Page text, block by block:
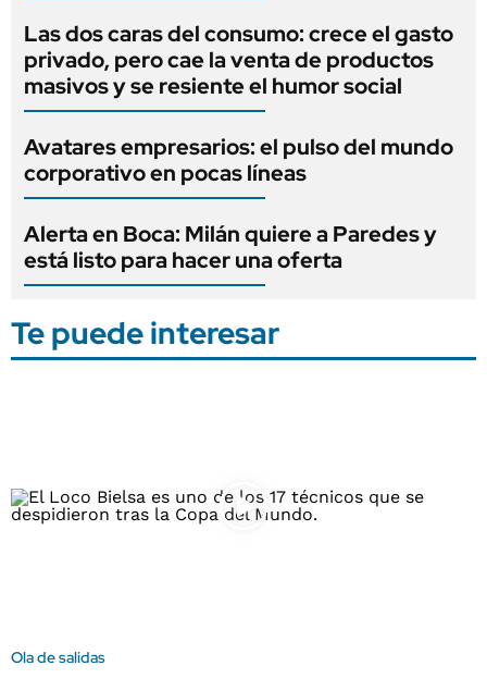
Las dos caras del consumo: crece el gasto
privado, pero cae la venta de productos
masivos y se resiente el humor social
Avatares empresarios: el pulso del mundo
corporativo en pocas líneas
Alerta en Boca: Milán quiere a Paredes y
está listo para hacer una oferta
Te puede interesar
Ola de salidas